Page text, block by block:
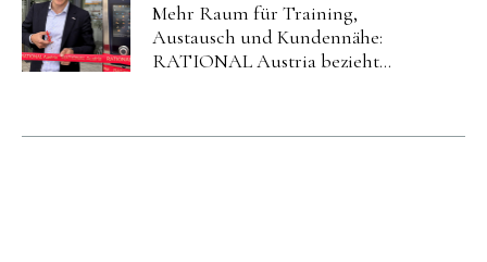
Mehr Raum für Training,
Austausch und Kundennähe:
RATIONAL Austria bezieht